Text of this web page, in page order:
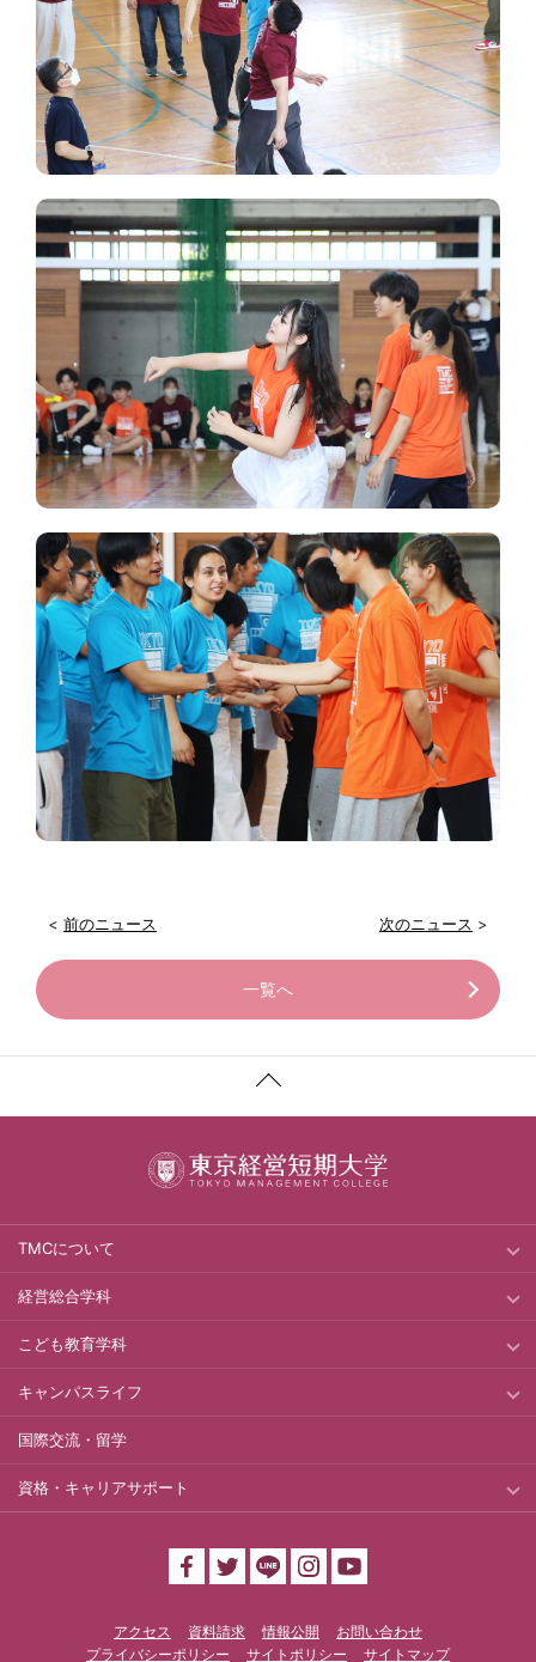
< 前のニュース 次のニュース >
一覧へ
TMCについて
経営総合学科
こども教育学科
キャンパスライフ
国際交流・留学
資格・キャリアサポート
アクセス 資料請求 情報公開
お問い合わせ
プライバシーポリシー
サイトポリシー サイトマップ